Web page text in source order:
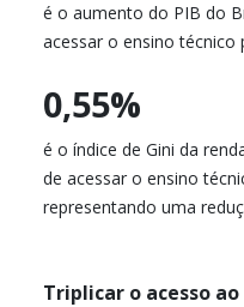
é o aumento do PIB do
acessar o ensino técnico
0,55%
é o índice de Gini da
de acessar o ensino
representando uma
Triplicar o acesso